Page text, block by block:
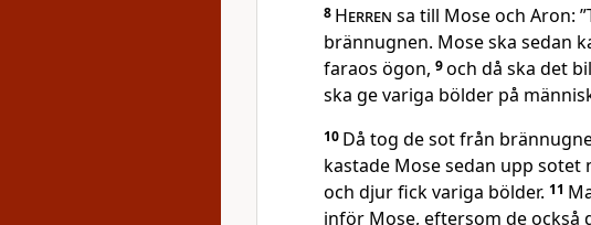
8 Herren sa till Mose och Aron:
brännugnen. Mose ska sedan
faraos ögon, 9och då ska det
ska ge variga bölder på
10 Då tog de sot från
kastade Mose sedan upp
och djur fick variga bölder. 11
inför Mose, eftersom de också